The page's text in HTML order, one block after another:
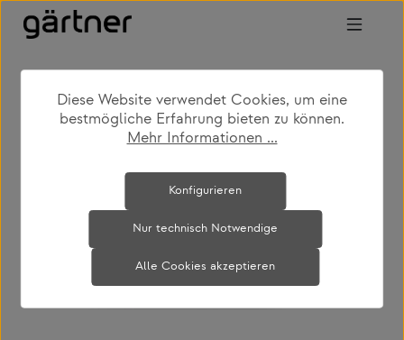
Zum Hauptinhalt springen
shop produkte wohnen sofas
Bildergalerie überspringen
Diese Website verwendet Cookies, um eine
bestmögliche Erfahrung bieten zu können.
Mehr Informationen ...
Nur technisch Notwendige
Konfigurieren
Alle Cookies akzeptieren